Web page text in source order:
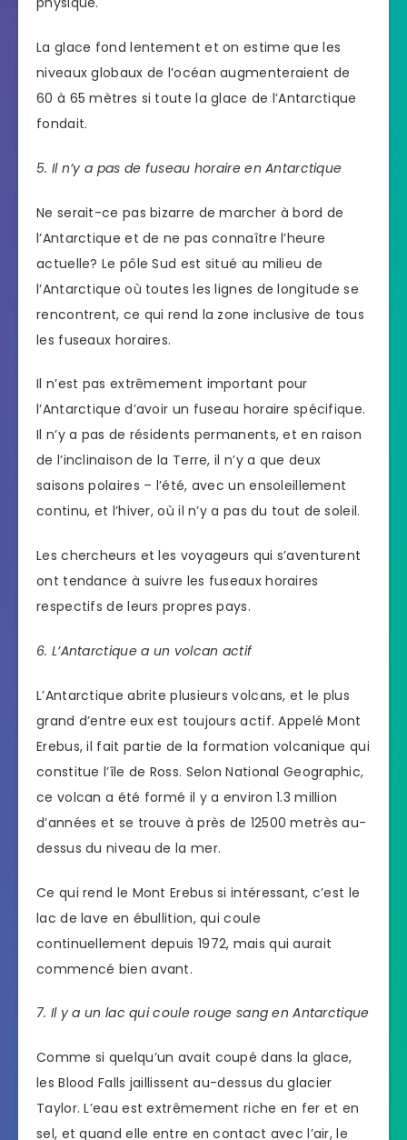
La glace fond lentement et on estime que les
niveaux globaux de l’océan augmenteraient de
60 à 65 mètres si toute la glace de l’Antarctique
fondait.
5. Il n’y a pas de fuseau horaire en Antarctique
Ne serait-ce pas bizarre de marcher à bord de
l’Antarctique et de ne pas connaître l’heure
actuelle? Le pôle Sud est situé au milieu de
l’Antarctique où toutes les lignes de longitude se
rencontrent, ce qui rend la zone inclusive de tous
les fuseaux horaires.
Il n’est pas extrêmement important pour
l’Antarctique d’avoir un fuseau horaire spécifique.
Il n’y a pas de résidents permanents, et en raison
de l’inclinaison de la Terre, il n’y a que deux
saisons polaires – l’été, avec un ensoleillement
continu, et l’hiver, où il n’y a pas du tout de soleil.
Les chercheurs et les voyageurs qui s’aventurent
ont tendance à suivre les fuseaux horaires
respectifs de leurs propres pays.
6. L’Antarctique a un volcan actif
L’Antarctique abrite plusieurs volcans, et le plus
grand d’entre eux est toujours actif. Appelé Mont
Erebus, il fait partie de la formation volcanique qui
constitue l’île de Ross. Selon National Geographic,
ce volcan a été formé il y a environ 1.3 million
d’années et se trouve à près de 12500 metrès au-
dessus du niveau de la mer.
Ce qui rend le Mont Erebus si intéressant, c’est le
lac de lave en ébullition, qui coule
continuellement depuis 1972, mais qui aurait
commencé bien avant.
7. Il y a un lac qui coule rouge sang en Antarctique
Comme si quelqu’un avait coupé dans la glace,
les Blood Falls jaillissent au-dessus du glacier
Taylor. L’eau est extrêmement riche en fer et en
sel, et quand elle entre en contact avec l’air, le